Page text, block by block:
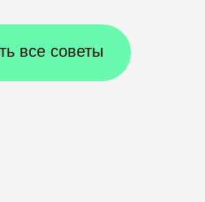
все советы